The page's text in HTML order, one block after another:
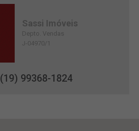
Sassi Imóveis
Depto. Vendas
J-04970/1
(19) 99368-1824